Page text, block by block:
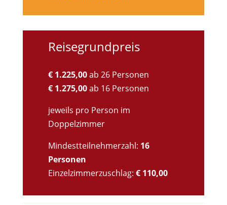
Reisegrundpreis
€ 1.225,00ab 26 Personen
€ 1.275,00ab 16 Personen
jeweils pro Person im
Doppelzimmer
Mindestteilnehmerzahl: 16
Personen
Einzelzimmerzuschlag: € 110,00